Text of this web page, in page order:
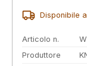
Disponibile
Articolo n.
Produttore